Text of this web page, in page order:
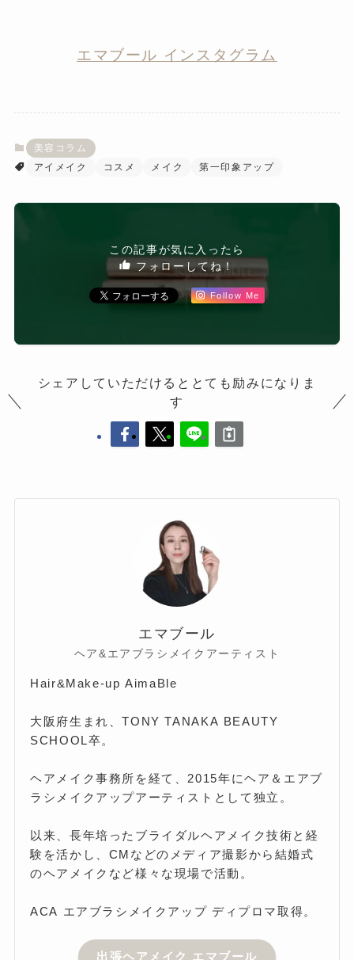
エマブール インスタグラム
美容コラム
アイメイク
コスメ メイク 第一印象アップ
この記事が気に入ったら
フォローしてね！
Follow Me
シェアしていただけるととても励みになりま
す
エマブール
ヘア&エアブラシメイクアーティスト
Hair&Make-up AimaBle
大阪府生まれ、TONY TANAKA BEAUTY
SCHOOL卒。
ヘアメイク事務所を経て、2015年にヘア＆エアブ
ラシメイクアップアーティストとして独立。
以来、長年培ったブライダルヘアメイク技術と経
験を活かし、CMなどのメディア撮影から結婚式
のヘアメイクなど様々な現場で活動。
ACA エアブラシメイクアップ ディプロマ取得。
出張ヘアメイク エマブール